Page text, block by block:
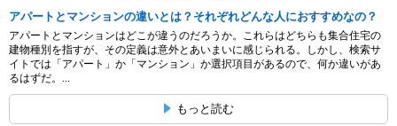
アパートとマンションの違いとは？それぞれどんな人におすすめなの？
アパートとマンションはどこが違うのだろうか。これらはどちらも集合住宅の
建物種別を指すが、その定義は意外とあいまいに感じられる。しかし、検索サ
イトでは「アパート」か「マンション」か選択項目があるので、何か違いがあ
るはずだ。...
もっと読む